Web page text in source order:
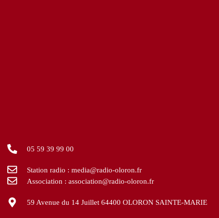
05 59 39 99 00
Station radio : media@radio-oloron.fr
Association : association@radio-oloron.fr
59 Avenue du 14 Juillet 64400 OLORON SAINTE-MARIE